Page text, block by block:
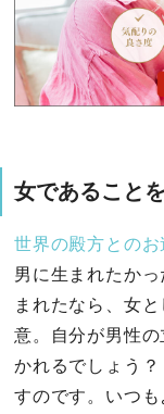
女であること
世界の殿方との
男に生まれたか
まれたなら、女
意。自分が男性
かれるでしょう
すのです。いつ